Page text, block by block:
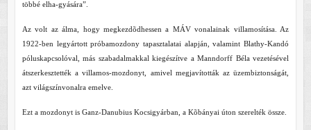
többé elha-gyására”.
Az volt az álma, hogy megkezdõdhessen a MÁV vonalainak villamosítása. Az
1922-ben legyártott próbamozdony tapasztalatai alapján, valamint Blathy-Kandó
póluskapcsolóval, más szabadalmakkal kiegészítve a Manndorff Béla vezetésével
átszerkesztették a villamos-mozdonyt, amivel megjavították az üzembiztonságát,
azt világszínvonalra emelve.
Ezt a mozdonyt is Ganz-Danubius Kocsigyárban, a Kõbányai úton szerelték össze.